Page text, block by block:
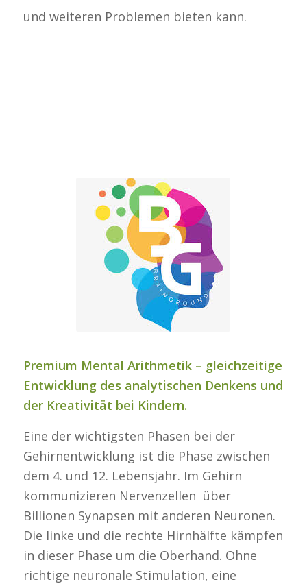
und weiteren Problemen bieten kann.
Premium Mental Arithmetik– gleichzeitige
Entwicklung des analytischen Denkens und
der Kreativität bei Kindern.
Eine der wichtigsten Phasen bei der
Gehirnentwicklung ist die Phase zwischen
dem 4. und 12. Lebensjahr. Im Gehirn
kommunizieren Nervenzellen über
Billionen Synapsen mit anderen Neuronen.
Die linke und die rechte Hirnhälfte kämpfen
in dieser Phase um die Oberhand. Ohne
richtige neuronale Stimulation, eine